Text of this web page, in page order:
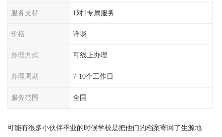
服务支持 1对1专属服务
价格 详谈
办理方式 可线上办理
办理周期 7-10个工作日
服务范围 全国
可能有很多小伙伴毕业的时候学校是把他们的档案寄回了生源地